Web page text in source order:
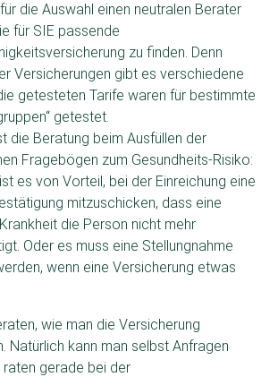
die Auswahl einen neutralen Berater
für SIE passende
zu finden. Denn
Versicherungen gibt es verschiedene
getesteten Tarife waren für bestimmte
getestet.
die Beratung beim Ausfüllen der
Fragebögen zum Gesundheits-Risiko:
es von Vorteil, bei der Einreichung eine
mitzuschicken, dass eine
die Person nicht mehr
Oder es muss eine Stellungnahme
wenn eine Versicherung etwas
wie man die Versicherung
Natürlich kann man selbst Anfragen
gerade bei der